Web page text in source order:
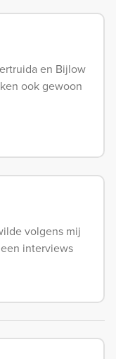
en Bijlow
ook gewoon
volgens mij
interviews